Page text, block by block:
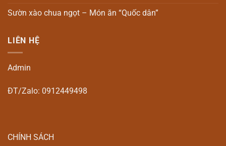
Sườn xào chua ngọt – Món ăn “Quốc dân”
LIÊN HỆ
Admin
ĐT/Zalo: 0912449498
CHÍNH SÁCH